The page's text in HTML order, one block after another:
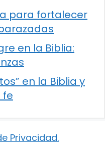
para fortalecer
en la Biblia:
en la Biblia y
fe
Privacidad.